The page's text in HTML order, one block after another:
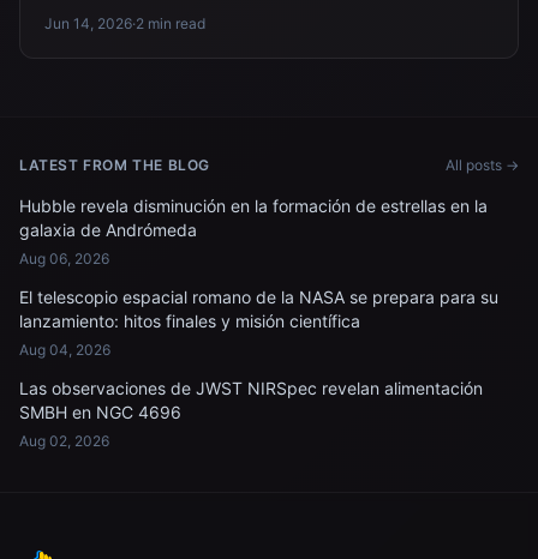
Jun 14, 2026·2 min read
LATEST FROM THE BLOG All posts →
Hubble revela disminución en la formación de estrellas en la
galaxia de Andrómeda
Aug 06, 2026
El telescopio espacial romano de la NASA se prepara para su
lanzamiento: hitos finales y misión científica
Aug 04, 2026
Las observaciones de JWST NIRSpec revelan alimentación
SMBH en NGC 4696
Aug 02, 2026